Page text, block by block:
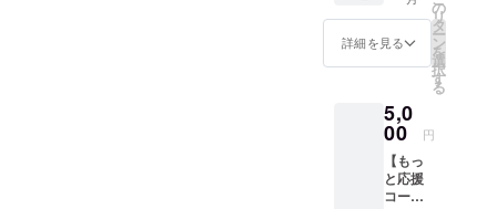
しくお願い
いたしま
す！
いただ
けま
す。 ・
プラン
の実施
予定は
ありま
せん
が、ク
メッ
セージ
をお送
りしま
このリ
ターン
は
【もっ
と応援
コー
詳細を見る
の
リ
タ
ー
ン
を
選
択
す
る
5,0
00 円
【もっ
と応援
コー